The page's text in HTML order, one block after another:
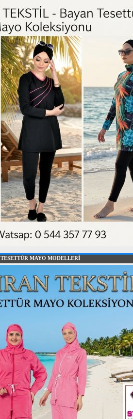
TESETTÜR MAYO MODELLERİ